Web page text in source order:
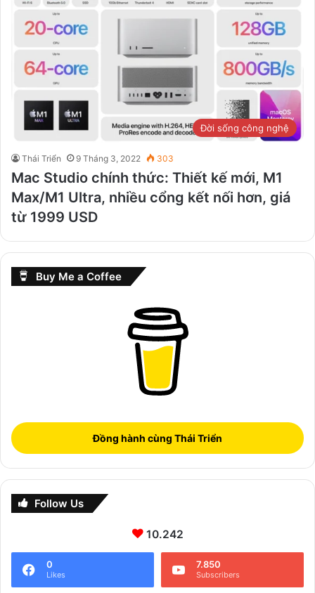
Đời sống công nghệ
Thái Triển 9 Tháng 3, 2022 303
Mac Studio chính thức: Thiết kế mới, M1
Max/M1 Ultra, nhiều cổng kết nối hơn, giá
từ 1999 USD
Buy Me a Coffee
Đồng hành cùng Thái Triển
Follow Us
10.242
0
Likes
7.850
Subscribers